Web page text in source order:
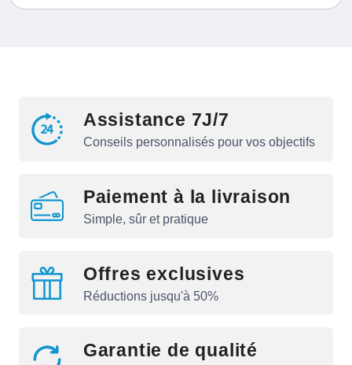
Assistance 7J/7
Conseils personnalisés pour vos objectifs
Paiement à la livraison
Simple, sûr et pratique
Offres exclusives
Réductions jusqu'à 50%
Garantie de qualité